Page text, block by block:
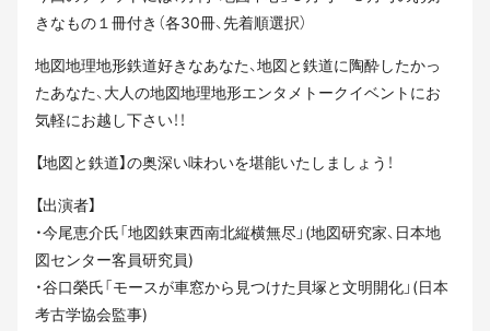
きなもの１冊付き（各30冊、先着順選択）
地図地理地形鉄道好きなあなた、地図と鉄道に陶酔したかっ
たあなた、大人の地図地理地形エンタメトークイベントにお
気軽にお越し下さい！！
【地図と鉄道】の奥深い味わいを堪能いたしましょう！
【出演者】
・今尾恵介氏「地図鉄東西南北縦横無尽」(地図研究家、日本地
図センター客員研究員)
・谷口榮氏「モースが車窓から見つけた貝塚と文明開化」(日本
考古学協会監事)